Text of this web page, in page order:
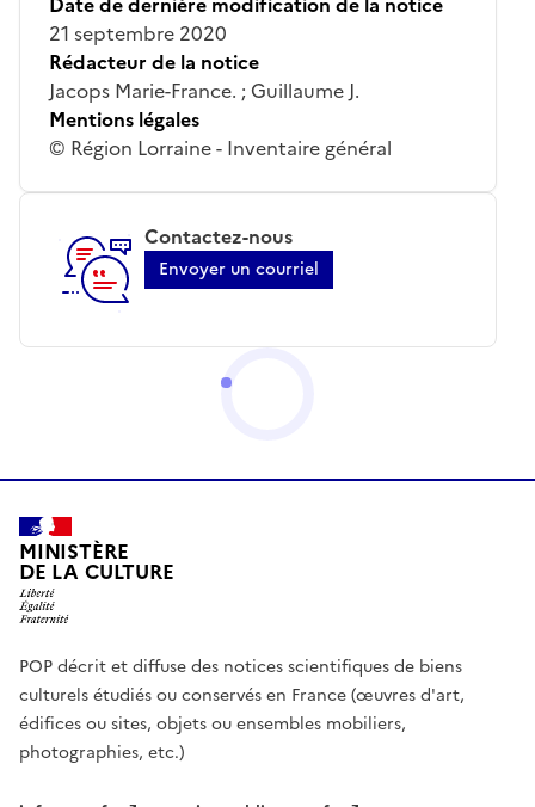
21 septembre 2020
Rédacteur de la notice
Jacops Marie-France. ; Guillaume J.
Mentions légales
© Région Lorraine - Inventaire général
Contactez-nous
Envoyer un courriel
MINISTÈRE
DE LA CULTURE
POP décrit et diffuse des notices scientifiques de biens
culturels étudiés ou conservés en France (œuvres d'art,
édifices ou sites, objets ou ensembles mobiliers,
photographies, etc.)